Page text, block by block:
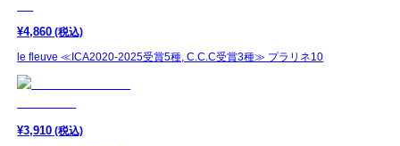
¥4,860 (税込)
le fleuve ≪ICA2020-2025受賞5種, C.C.C受賞3種≫ プラリネ10
¥3,910 (税込)